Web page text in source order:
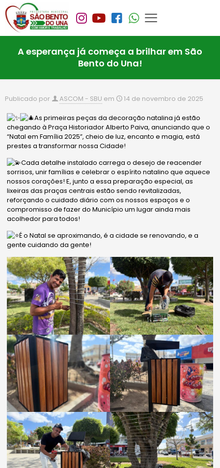
A esperança já começa a brilhar em São
Bento do Una!
Publicado por ASCOM - SBU em 14 de novembro de 2025
As primeiras peças da decoração natalina já estão
chegando à Praça Historiador Alberto Paiva, anunciando que o
“Natal em Família 2025”, cheio de luz, encanto e magia, está
prestes a transformar nossa Cidade!
Cada detalhe instalado carrega o desejo de reacender
sorrisos, unir famílias e celebrar o espírito natalino que aquece
nossos corações! E, junto a essa preparação especial, as
lixeiras das praças centrais estão sendo revitalizadas,
reforçando o cuidado diário com os nossos espaços e o
compromisso de fazer do Município um lugar ainda mais
acolhedor para todos!
É o Natal se aproximando, é a cidade se renovando, e a
gente cuidando da gente!